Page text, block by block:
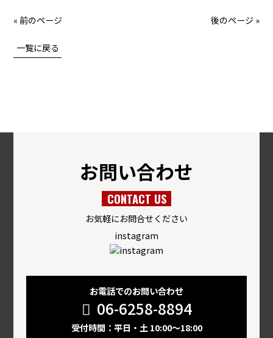
« 前のページ 後のページ »
一覧に戻る
お問い合わせ
CONTACT US
お気軽にお問合せください
instagram
お電話でのお問い合わせ
06-6258-8894
受付時間：平日・土 10:00～18:00